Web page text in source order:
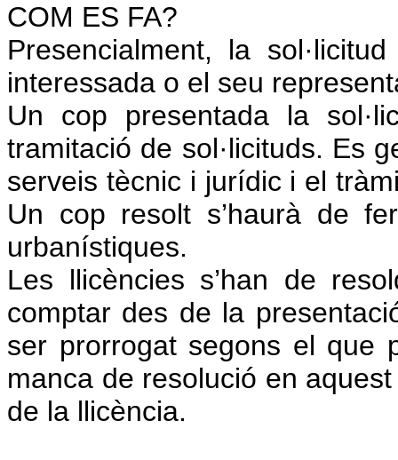
COM ES FA?
Presencialment, la
interessada o el seu
Un cop presentada la
tramitació de sol·licituds. Es
serveis tècnic i jurídic i el
Un cop resolt s’haurà de
urbanístiques.
Les llicències s’han de
comptar des de la
ser prorrogat segons el que
manca de resolució en
de la llicència.